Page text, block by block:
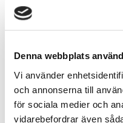
Denna webbplats
Vi använder
och annonserna till
för sociala medier och
vidarebefordrar även
tålig yta som gör det
annan grov
Förutom att aluminium